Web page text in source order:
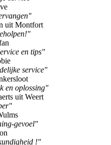
uit Montfort
en tips"
service"
en oplossing"
uit Weert
gevoel"
!"